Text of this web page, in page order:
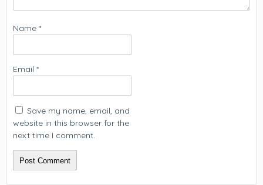
Name*
Email*
Save my name, email, and
website in this browser for the
next time I comment.